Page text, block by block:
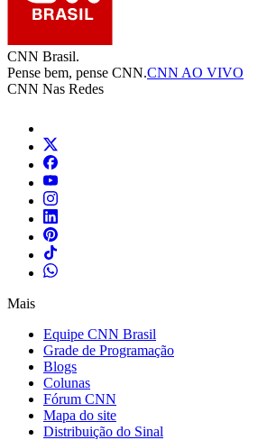
CNN Brasil.
Pense bem, pense CNN.CNN AO VIVO
CNN Nas Redes
Mais
Equipe CNN Brasil
Grade de Programação
Blogs
Colunas
Fórum CNN
Mapa do site
Distribuição do Sinal